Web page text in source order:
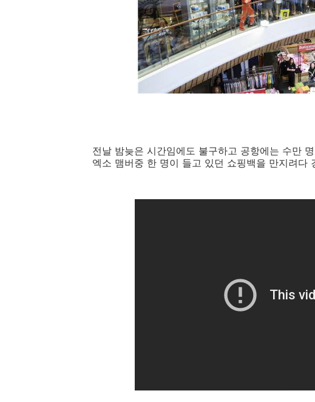
전날 밤늦은 시간임에도 불구하고 공항에는 수만
엑소 맴버중 한 명이 들고 있던 쇼핑백을 만지려다